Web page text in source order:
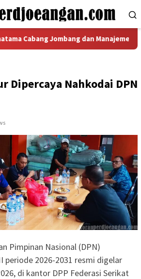
Jombang dan Manajemen Gelar
Dipercaya Nahkodai DPN
Pimpinan Nasional (DPN)
periode 2026-2031 resmi digelar
di kantor DPP Federasi Serikat